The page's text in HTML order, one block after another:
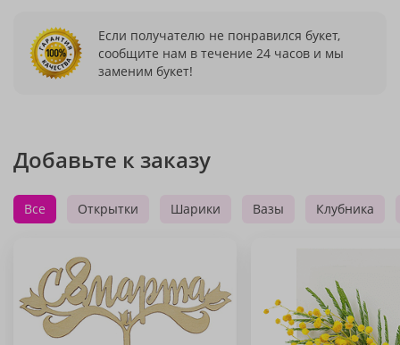
Если получателю не понравился букет,
сообщите нам в течение 24 часов и мы
заменим букет!
Добавьте к заказу
Все Открытки Шарики Вазы Клубника